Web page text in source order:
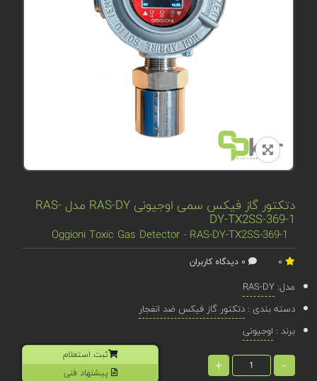
دتکتور گاز فیکس سمی اوجیونی RAS-DY مدل RAS-
DY-TX2SS-369-1
Oggioni Toxic Gas Detector - RAS-DY-TX2SS-369-1
مدل:RAS-DY
دسته بندی :دتکتور گاز فیکس ضد انفجار
برند : اوجیونی
-
+
ثبت استعلام
پیشنهاد فنی